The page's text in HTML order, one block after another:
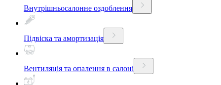
Внутрішньосалонне оздоблення
Підвіска та амортизація
Вентиляція та опалення в салоні